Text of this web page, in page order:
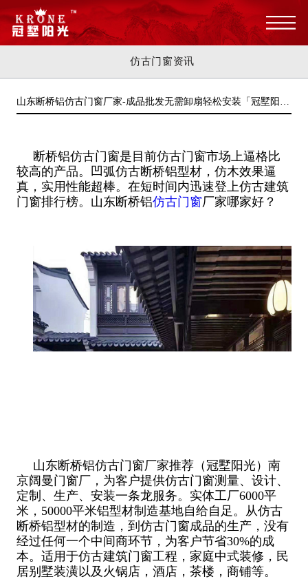
仿古门窗资讯
山东断桥铝仿古门窗厂家-成品批发无需卸扇轻松安装「冠墅阳
断桥铝仿古门窗是目前仿古门窗市场上逼格比
较高的产品。凹弧仿古断桥铝型材，仿木效果逼
真，实用性能超棒。在短时间内迅速登上仿古建筑
门窗排行榜。山东断桥铝仿古门窗厂家哪家好？
山东断桥铝仿古门窗厂家推荐（冠墅阳光）南
京阔曼门窗厂，为客户提供仿古门窗测量、设计、
定制、生产、安装一条龙服务。实体工厂6000平
米，50000平米铝型材制造基地自给自足。从仿古
断桥铝型材的制造，到仿古门窗成品的生产，没有
经过任何一个中间商环节，为客户节省30%的成
本。适用于仿古建筑门窗工程，家庭中式装修，民
居别墅装潢以及火锅店，酒店，茶楼，商铺等。